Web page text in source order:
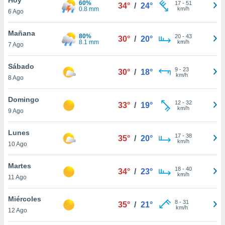
y
en
más
de
6 Ago
60%
0.8 mm
34° / 24° 17- 51
km/h
Mañana
7 Ago
80%
8.1 mm
30° / 20° 20- 43
km/h
Sábado
8 Ago
30° / 18° 9- 23
km/h
Domingo
9 Ago
33° / 19° 12- 32
km/h
Lunes
10 Ago
35° / 20° 17- 38
km/h
Martes
11 Ago
34° / 23° 18- 40
km/h
Miércoles
12 Ago
35° / 21° 8- 31
km/h